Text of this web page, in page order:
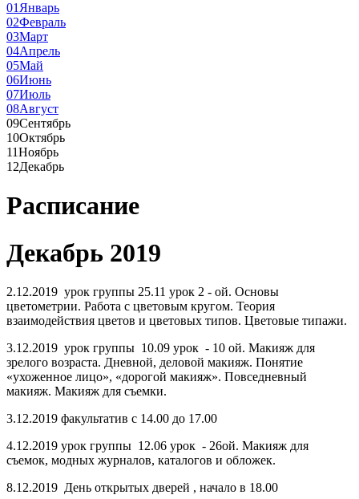
01 Январь
02Февраль
03Март
04Апрель
05Май
06Июнь
07Июль
08Август
09Сентябрь
10Октябрь
11Ноябрь
12Декабрь
Расписание
Декабрь 2019
2.12.2019 урок группы 25.11 урок 2 - ой. Основы
цветометрии. Работа с цветовым кругом. Теория
взаимодействия цветов и цветовых типов. Цветовые типажи.
3.12.2019 урок группы 10.09 урок - 10 ой. Макияж для
зрелого возраста. Дневной, деловой макияж. Понятие
«ухоженное лицо», «дорогой макияж». Повседневный
макияж. Макияж для съемки.
3.12.2019 факультатив с 14.00 до 17.00
4.12.2019 урок группы 12.06 урок - 26ой. Макияж для
съемок, модных журналов, каталогов и обложек.
8.12.2019 День открытых дверей , начало в 18.00